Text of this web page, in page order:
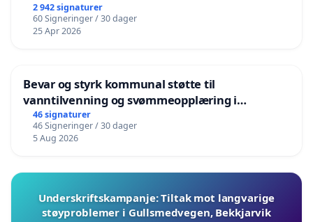
2 942 signaturer
60 Signeringer / 30 dager
25 Apr 2026
Bevar og styrk kommunal støtte til
vanntilvenning og svømmeopplæring i
barnehagene i Haugesund
46 signaturer
46 Signeringer / 30 dager
5 Aug 2026
Underskriftskampanje: Tiltak mot langvarige
støyproblemer i Gullsmedvegen, Bekkjarvik